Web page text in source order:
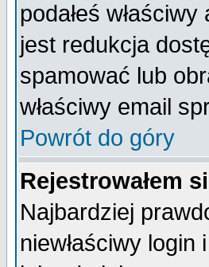
podałeś
jest redukcja
spamować lub
właściwy email
Powrót do góry
Rejestrowałem
Najbardziej
niewłaściwy login